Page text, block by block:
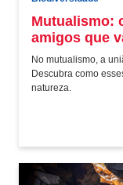
Mutualismo:
amigos que
No mutualismo, a
Descubra como
natureza.